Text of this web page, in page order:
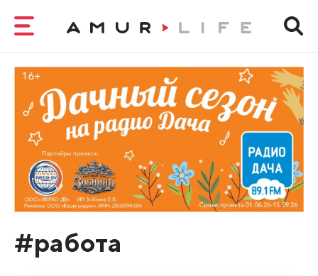
#работа